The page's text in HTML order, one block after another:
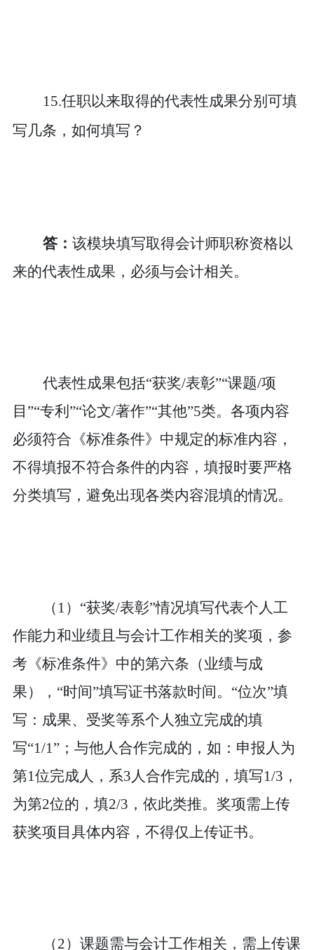
15.任职以来取得的代表性成果分别可填
写几条，如何填写？
答： 该模块填写取得会计师职称资格以
来的代表性成果 ， 必须与会计相关。
代表性成果包括“获奖/表彰”“课题/项
目”“专利 ”“论文/著作”“其他”5类。各项内容
必须符合《标准条件》中规定的标准内容，
不得填报不符合条件的内容，填报时要严格
分类填写，避免出现各类内容混填的情况。
（ 1 ） “获奖/表彰”情况填写代表个人工
作能力和业绩且与会计工作相关的奖项，参
考《标准条件》中的第六条（业绩与成
果）， “时间”填写证书落款时间。“位次”填
写：成果、受奖等系个人独立完成的填
写“1/1”；与他人合作完成的，如：申报人为
第1位完成人，系3人合作完成的，填写1/3，
为第2位的，填2/3，依此类推。奖项需上传
获奖项目具体内容，不得仅上传证书。
（2） 课题需与会计工作相关，需上传课